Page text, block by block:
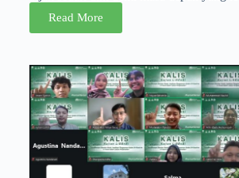
Read More